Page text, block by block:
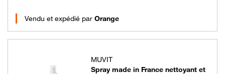
Vendu et expédié par Orange
MUVIT
Spray made in France nettoyant et